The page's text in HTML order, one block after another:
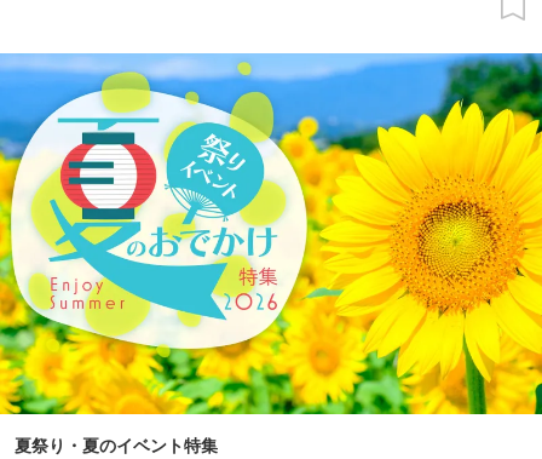
夏祭り・夏のイベント特集